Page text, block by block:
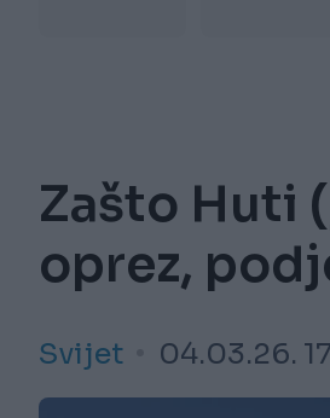
Zašto Huti
oprez,
Svijet 04.03.26.